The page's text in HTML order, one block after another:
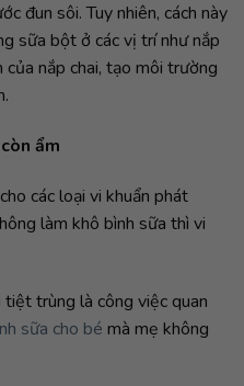
đun sôi. Tuy nhiên, cách này
sữa bột ở các vị trí như nắp
của nắp chai, tạo môi trường
ẩm
các loại vi khuẩn phát
làm khô bình sữa thì vi
trùng là công việc quan
sữa cho bé mà mẹ không